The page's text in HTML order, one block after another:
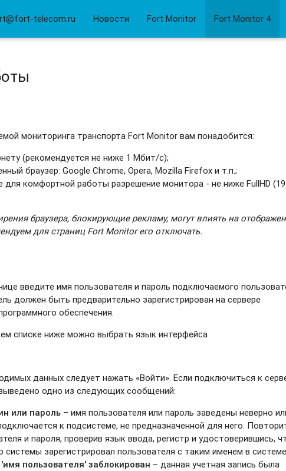
telecom.ru Новости Fort Monitor Fort Monitor 4
мониторинга транспорта Fort Monitor вам понадобится:
(рекомендуется не ниже 1 Мбит/с);
браузер: Google Chrome, Opera, Mozilla Firefox и т.п.;
для комфортной работы разрешение монитора - не ниже FullHD
браузера, блокирующие рекламу, могут влиять на
для страниц FortMonitor его отключать.
введите имя пользователя и пароль подключаемого
должен быть предварительно зарегистрирован на сервере
обеспечения.
списке ниже можно выбрать язык интерфейса
данных следует нажать «Войти». Если подключиться к
одно из следующих сообщений:
или пароль – имя пользователя или пароль заведены неверно
к подсистеме, не предназначенной для него.
и пароля, проверив язык ввода, регистр и удостоверившись,
системы зарегистрировал пользователя с таким именем в
пользователя' заблокирован – данная учетная запись была